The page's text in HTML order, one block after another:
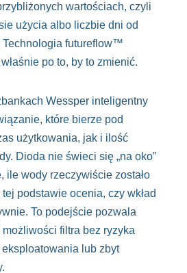
wartościach, czyli
użycia albo liczbie dni od
Technologia futureflow™
po to, by to zmienić.
Wessper inteligentny
które bierze pod
użytkowania, jak i ilość
Dioda nie świeci się „na oko”
ile wody rzeczywiście zostało
podstawie ocenia, czy wkład
To podejście pozwala
filtra bez ryzyka
lub zbyt